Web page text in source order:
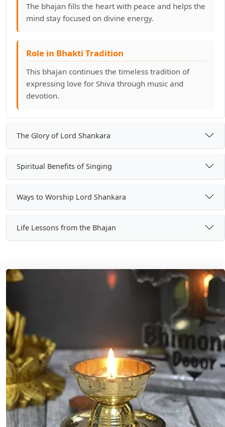
The bhajan fills the heart with peace and helps the
mind stay focused on divine energy.
Role in Bhakti Tradition
This bhajan continues the timeless tradition of
expressing love for Shiva through music and
devotion.
The Glory of Lord Shankara
Spiritual Benefits of Singing
Ways to Worship Lord Shankara
Life Lessons from the Bhajan